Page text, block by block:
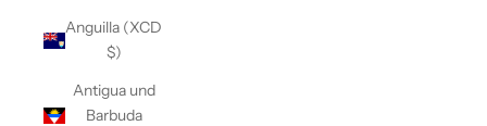
Anguilla (XCD
$)
Antigua und
Barbuda